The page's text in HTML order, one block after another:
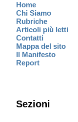
Home
Chi Siamo
Rubriche
Articoli più letti
Contatti
Mappa del sito
Il Manifesto
Report
Sezioni